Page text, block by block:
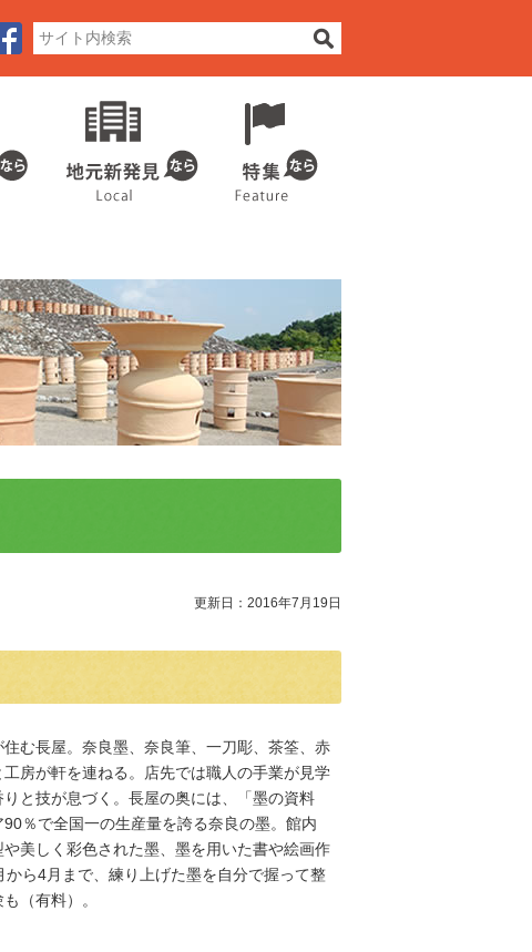
更新日：2016年7月19日
む長屋。奈良墨、奈良筆、一刀彫、茶筌、赤
房が軒を連ねる。店先では職人の手業が見学
と技が息づく。長屋の奥には、「墨の資料
％で全国一の生産量を誇る奈良の墨。館内
美しく彩色された墨、墨を用いた書や絵画作
ら4月まで、練り上げた墨を自分で握って整
（有料）。